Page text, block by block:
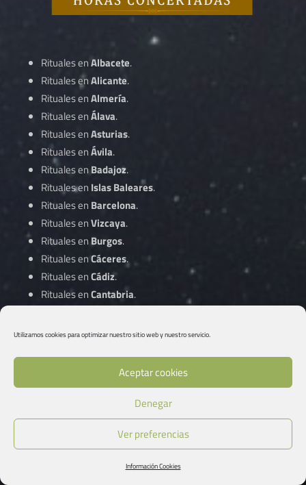
Utilizamos cookies para optimizar nuestro sitio web y nuestro servicio.
Aceptar cookies
Denegar
Ver preferencias
Información Cookies
Rituales enAlbacete.
Rituales enAlicante.
Rituales enAlmería.
Rituales enÁlava.
Rituales enAsturias.
Rituales enÁvila.
Rituales en Badajoz.
Rituales en Islas Baleares.
Rituales en Barcelona.
Rituales enVizcaya.
Rituales en Burgos.
Rituales enCáceres.
Rituales enCádiz.
Rituales enCantabria.
Rituales enCiudad Real.
Gipuzkoa.
Rituales enGirona.
Granada.